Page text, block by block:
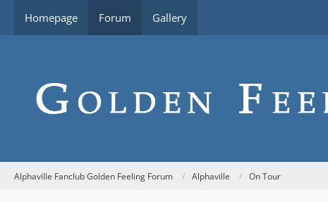
Homepage Forum Gallery
Alphaville Fanclub Golden Feeling Forum Alphaville On Tour